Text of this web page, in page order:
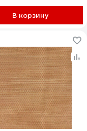
В корзину